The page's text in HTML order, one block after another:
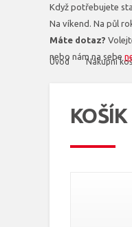
Když potřebujete
Na víkend. Na půl
Máte dotaz?
nebo nám na sebe
Úvod Nákupní
KOŠÍK